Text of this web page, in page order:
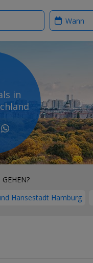
When?
in
Hansestadt Hamburg